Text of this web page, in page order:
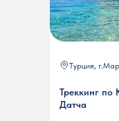
Турция,
Треккинг по
Датча